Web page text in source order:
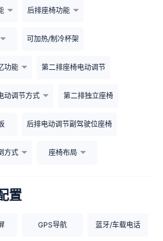
后排座椅功能
可加热/制冷杯架
功能 第二排座椅电动调节
动调节方式 第二排独立座椅
后排电动调节副驾驶位座椅
方式 座椅布局
置
GPS导航 蓝牙/车载电话